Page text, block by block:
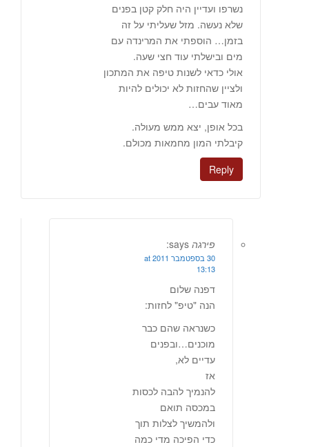
נשרפו ועדיין היה חלק קטן בפנים
שלא נעשה. מזל שעליתי על זה
בזמן… הוספתי את המרינדה עם
מים ובישלתי עוד חצי שעה.
אולי כדאי לשנות טיפה את המתכון
ולציין שהחזות לא יכולים להיות
מאוד עבים…
בכל אופן, יצא ממש מעולה.
קיבלתי המון מחמאות מכולם.
Reply
פירגה says:
30 בספטמבר 2011 at
13:13
דפנה שלום
הנה "טיפ" לחזות:
כשנראה שהם כבר
מוכנים…ובפנים
עדיים לא,
אז
להנמיך להבה לכסות
במכסה תואם
ולהמשיך לצלות תוך
כדי הפיכה מדי כמה